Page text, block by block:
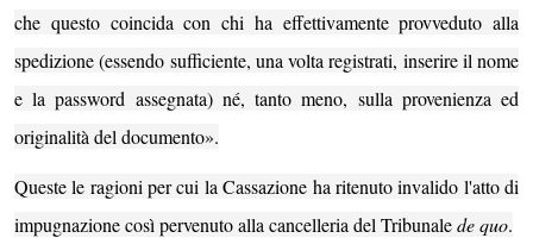
che questo coincida con chi ha effettivamente provveduto alla
spedizione (essendo sufficiente, una volta registrati, inserire il nome
e la password assegnata) né, tanto meno, sulla provenienza ed
originalità del documento».
Queste le ragioni per cui la Cassazione ha ritenuto invalido l'atto di
impugnazione così pervenuto alla cancelleria del Tribunalede quo.